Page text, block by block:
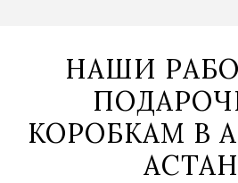
НАШИ
КОРОБКАМ В